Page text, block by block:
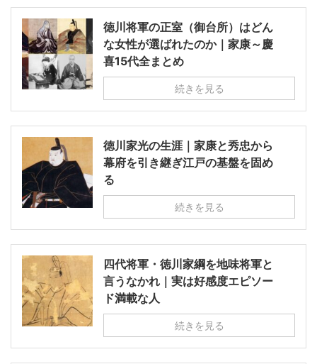
徳川将軍の正室（御台所）はどん
な女性が選ばれたのか｜家康～慶
喜15代全まとめ
続きを見る
徳川家光の生涯｜家康と秀忠から
幕府を引き継ぎ江戸の基盤を固め
る
続きを見る
四代将軍・徳川家綱を地味将軍と
言うなかれ｜実は好感度エピソー
ド満載な人
続きを見る